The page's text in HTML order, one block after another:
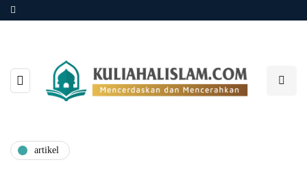
artikel